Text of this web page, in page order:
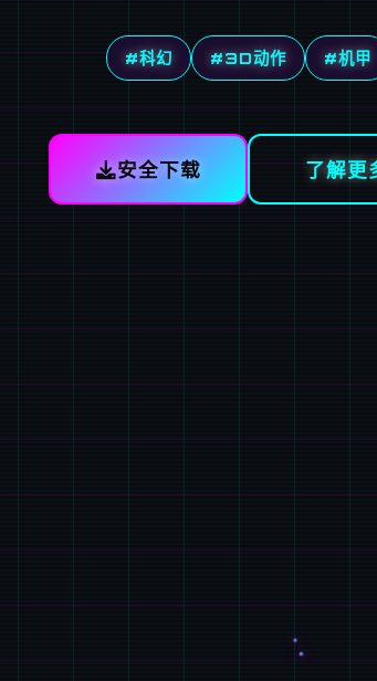
#科幻 #3D动作 #机甲
安全下载 了解更